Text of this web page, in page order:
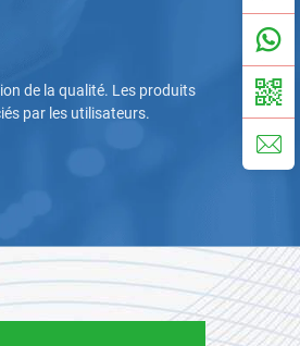
de la qualité. Les produits
par les utilisateurs.